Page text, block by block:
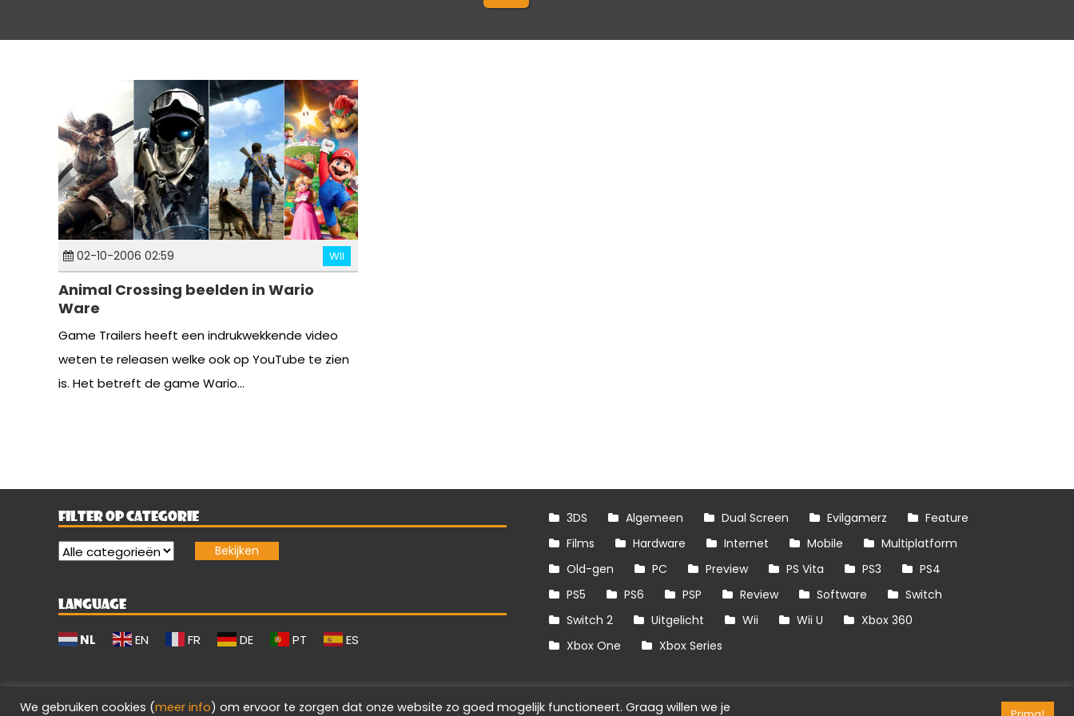
02-10-2006 02:59 WII
Animal Crossing beelden in Wario
Ware
Game Trailers heeft een indrukwekkende video
weten te releasen welke ook op YouTube te zien
is. Het betreft de game Wario...
FILTER OP CATEGORIE
LANGUAGE
NL EN FR DE PT ES
3DS Algemeen Dual Screen Evilgamerz
Feature
Films
Hardware Internet Mobile
Multiplatform
Old-gen
PC Preview PS Vita PS3
PS4
PS5
PS6 PSP Review Software
Switch
Switch 2
Uitgelicht Wii Wii U
Xbox 360
Xbox One
Xbox Series
We gebruiken cookies (meer info) om ervoor te zorgen dat onze website zo goed mogelijk functioneert. Graag willen we je